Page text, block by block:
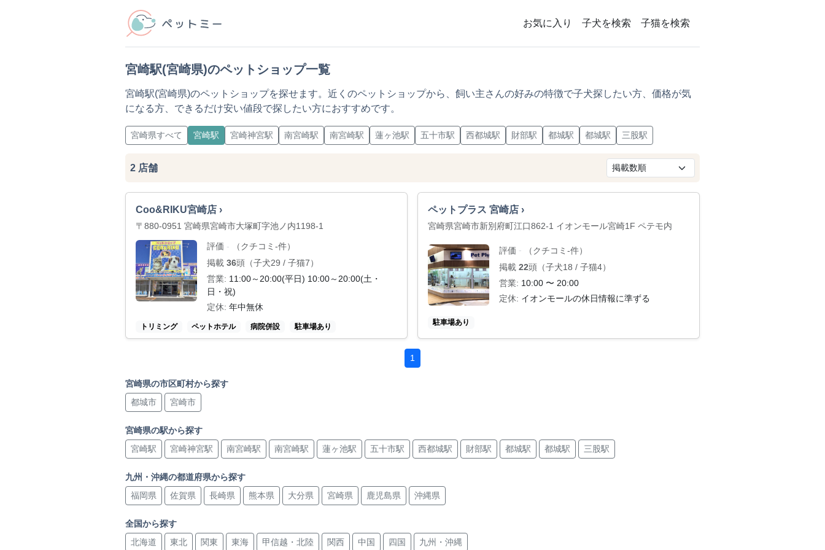
お気に入り 子犬を検索 子猫を検索
宮崎駅(宮崎県)のペットショップ一覧
宮崎駅(宮崎県)のペットショップを探せます。近くのペットショップから、飼い主さんの好みの特徴で子犬探したい方、価格が気
になる方、できるだけ安い値段で探したい方におすすめです。
宮崎県すべて 宮崎駅 宮崎神宮駅 南宮崎駅 南宮崎駅 蓮ヶ池駅 五十市駅 西都城駅 財部駅 都城駅 都城駅 三股駅
2 店舗
Coo&RIKU宮崎店 ›
〒880-0951 宮崎県宮崎市大塚町字池ノ内1198-1
評価 -
（クチコミ-件）
掲載 36頭（子犬29 / 子猫7）
営業: 11:00～20:00(平日) 10:00～20:00(土・
日・祝)
定休: 年中無休
トリミング ペットホテル 病院併設 駐車場あり
ペットプラス 宮崎店 ›
宮崎県宮崎市新別府町江口862-1 イオンモール宮崎1F ペテモ内
評価 -
（クチコミ-件）
掲載 22頭（子犬18 / 子猫4）
営業: 10:00 〜 20:00
定休: イオンモールの休日情報に準ずる
駐車場あり
1
宮崎県の市区町村から探す
都城市
宮崎市
宮崎県の駅から探す
宮崎駅
宮崎神宮駅 南宮崎駅 南宮崎駅 蓮ヶ池駅 五十市駅 西都城駅 財部駅 都城駅 都城駅 三股駅
九州・沖縄の都道府県から探す
福岡県
佐賀県 長崎県 熊本県 大分県 宮崎県 鹿児島県 沖縄県
全国から探す
北海道
東北 関東 東海 甲信越・北陸 関西 中国 四国 九州・沖縄